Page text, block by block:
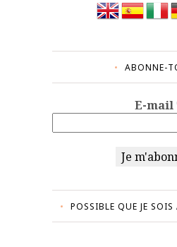
ABONNE-
E-mail
POSSIBLE QUE JE